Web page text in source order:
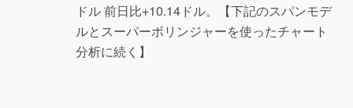
ドル 前日比+10.14ドル。【下記のスパンモデ
ルとスーパーボリンジャーを使ったチャート
分析に続く】